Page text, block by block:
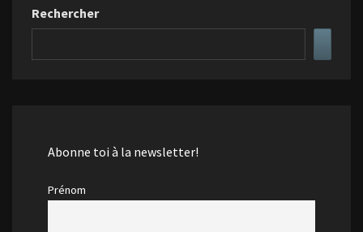
Rechercher
Abonne toi à la newsletter!
Prénom